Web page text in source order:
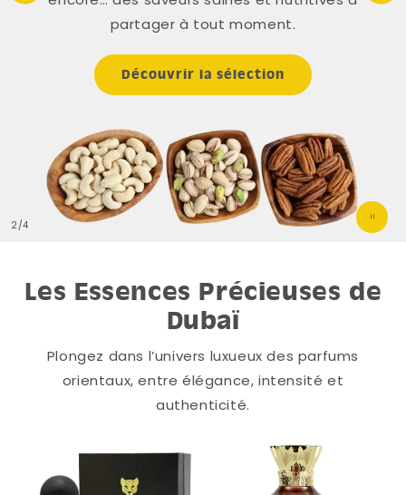
partager à tout moment.
Découvrir la sélection
2/
de
4
Les Essences Précieuses de
Dubaï
Plongez dans l’univers luxueux des parfums
orientaux, entre élégance, intensité et
authenticité.